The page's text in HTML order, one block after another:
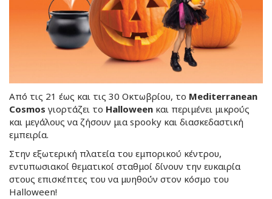
Από τις 21 έως και τις 30 Οκτωβρίου, το Mediterranean
Cosmos γιορτάζει το Halloween και περιμένει μικρούς
και μεγάλους να ζήσουν μια spooky και διασκεδαστική
εμπειρία.
Στην εξωτερική πλατεία του εμπορικού κέντρου,
εντυπωσιακοί θεματικοί σταθμοί δίνουν την ευκαιρία
στους επισκέπτες του να μυηθούν στον κόσμο του
Halloween!